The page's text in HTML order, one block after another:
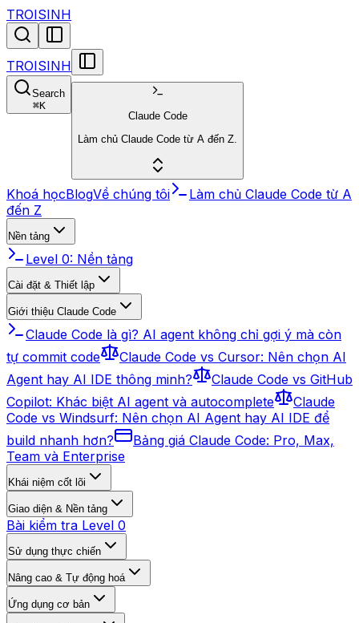
TROISINH
TROISINH
Search
⌘K
Claude Code
Làm chủ Claude Code từ A đến Z.
Khoá họcBlogVề chúng tôi
Làm chủ Claude Code từ A
đến Z
Nền tảng
Level 0: Nền tảng
Cài đặt & Thiết lập
Giới thiệu Claude Code
Claude Code là gì? AI agent không chỉ gợi ý mà còn
tự commit code
Claude Code vs Cursor: Nên chọn AI
Agent hay AI IDE thông minh?
Claude Code vs GitHub
Copilot: Khác biệt AI agent và autocomplete
Claude
Code vs Windsurf: Nên chọn AI Agent hay AI IDE để
build nhanh hơn?
Bảng giá Claude Code: Pro, Max,
Team và Enterprise
Khái niệm cốt lõi
Giao diện & Nền tảng
Bài kiểm tra Level 0
Sử dụng thực chiến
Nâng cao & Tự động hoá
Ứng dụng cơ bản